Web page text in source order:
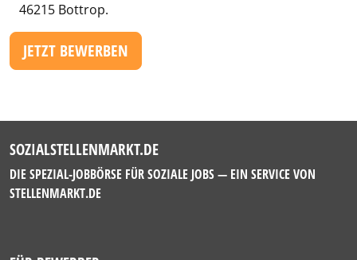
46215 Bottrop.
JETZT BEWERBEN
SOZIALSTELLENMARKT.DE
DIE SPEZIAL-JOBBÖRSE FÜR SOZIALE JOBS — EIN SERVICE VON
STELLENMARKT.DE